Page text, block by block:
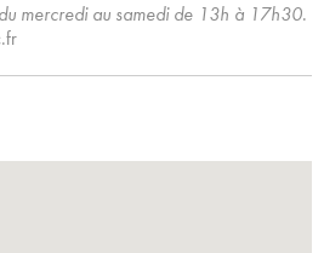
mercredi au samedi de 13h à 17h30.